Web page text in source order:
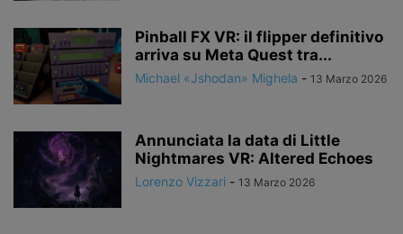
Pinball FX VR: il flipper definitivo
arriva su Meta Quest tra...
Michael «Jshodan» Mighela - 13 Marzo 2026
Annunciata la data di Little
Nightmares VR: Altered Echoes
Lorenzo Vizzari - 13 Marzo 2026